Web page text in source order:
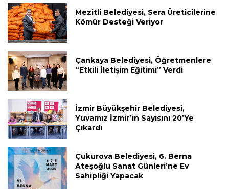
Mezitli Belediyesi, Sera Üreticilerine
Kömür Desteği Veriyor
Çankaya Belediyesi, Öğretmenlere
“Etkili İletişim Eğitimi” Verdi
İzmir Büyükşehir Belediyesi,
Yuvamız İzmir’in Sayısını 20’ye
Çıkardı
Çukurova Belediyesi, 6. Berna
Ateşoğlu Sanat Günleri’ne Ev
Sahipliği Yapacak